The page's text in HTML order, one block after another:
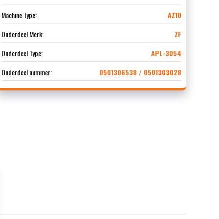
Machine Type:
AZ10
Onderdeel Merk:
ZF
Onderdeel Type:
APL-3054
Onderdeel nummer:
0501306538 / 0501303028